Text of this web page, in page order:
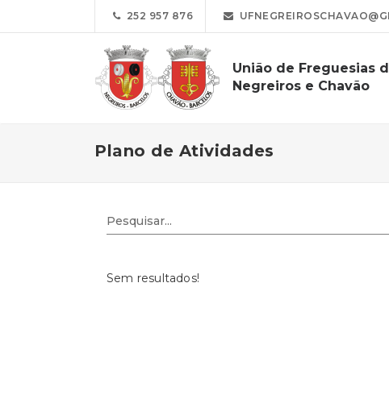
252 957 876
União de Freguesias
Negreiros e Chavão
Plano de Atividades
Sem resultados!